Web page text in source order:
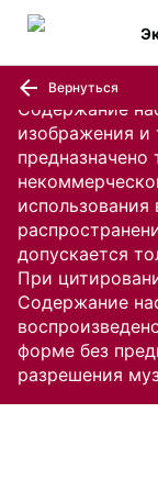
Содержание
изображения
предназначено
использования
допускается
При
Содержание
форме без
разрешения
Вернуться